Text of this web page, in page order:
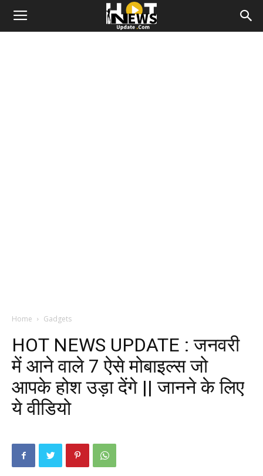
Home Gadgets
HOT NEWS UPDATE : जनवरी
में आने वाले 7 ऐसे मोबाइल्स जो
आपके होश उड़ा देंगे || जानने के लिए
ये वीडियो